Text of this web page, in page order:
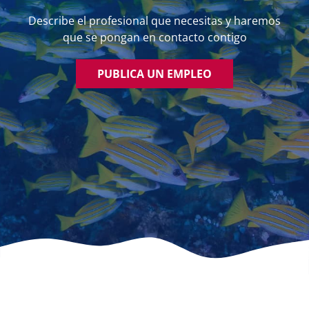
Describe el profesional que necesitas y haremos
que se pongan en contacto contigo
PUBLICA UN EMPLEO